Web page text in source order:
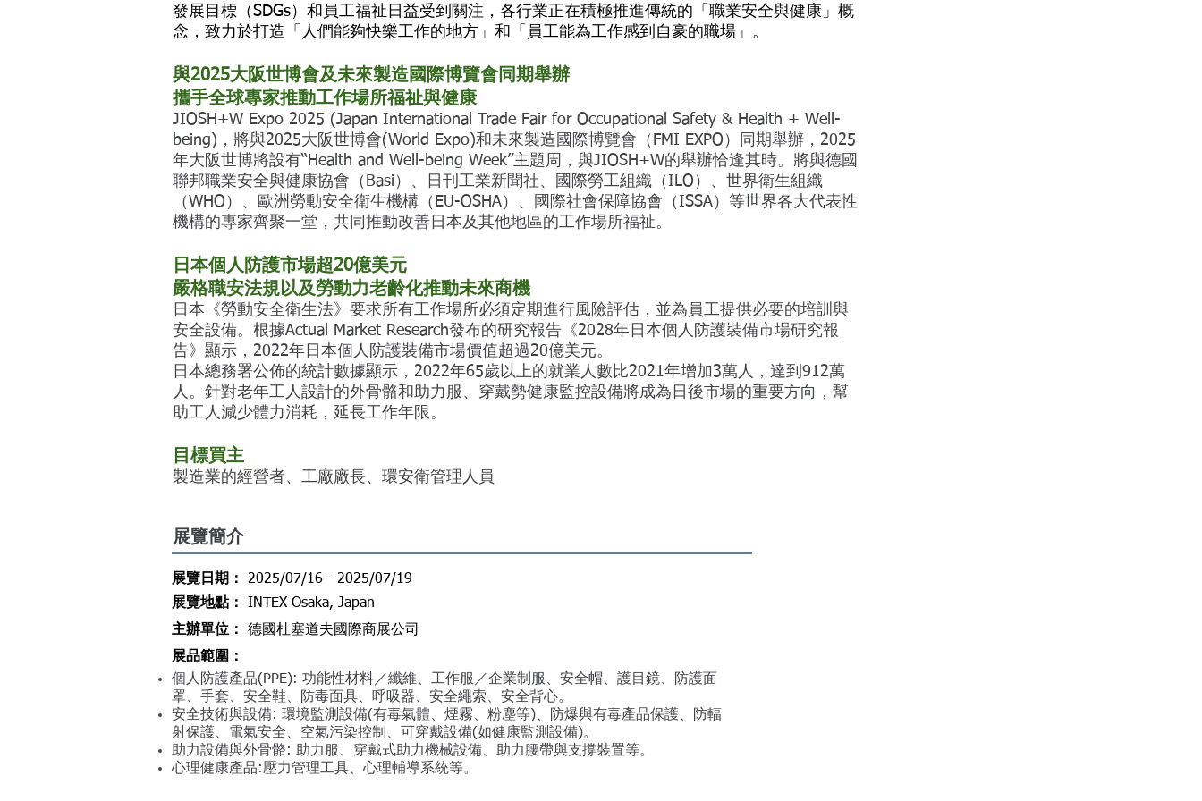
發展目標（SDGs）和員工福祉日益受到關注，各行業正在積極推進傳統的「職業安全與健康」概
念，致力於打造「人們能夠快樂工作的地方」和「員工能為工作感到自豪的職場」。
與2025大阪世博會及未來製造國際博覽會同期舉辦
攜手全球專家推動工作場所福祉與健康
JIOSH+W Expo 2025 (Japan International Trade Fair for Occupational Safety & Health + Well-
being)，將與2025大阪世博會(World Expo)和未來製造國際博覽會（FMI EXPO）同期舉辦，2025
年大阪世博將設有“Health and Well-being Week”主題周，與JIOSH+W的舉辦恰逢其時。將與德國
聯邦職業安全與健康協會（Basi）、日刊工業新聞社、國際勞工組織（ILO）、世界衛生組織
（WHO）、歐洲勞動安全衛生機構（EU-OSHA）、國際社會保障協會（ISSA）等世界各大代表性
機構的專家齊聚一堂，共同推動改善日本及其他地區的工作場所福祉。
日本個人防護市場超20億美元
嚴格職安法規以及勞動力老齡化推動未來商機
日本《勞動安全衛生法》要求所有工作場所必須定期進行風險評估，並為員工提供必要的培訓與
安全設備。根據Actual Market Research發布的研究報告《2028年日本個人防護裝備市場研究報
告》顯示，2022年日本個人防護裝備市場價值超過20億美元。
日本總務署公佈的統計數據顯示，2022年65歲以上的就業人數比2021年增加3萬人，達到912萬
人。針對老年工人設計的外骨骼和助力服、穿戴勢健康監控設備將成為日後市場的重要方向，幫
助工人減少體力消耗，延長工作年限。
目標買主
製造業的經營者、工廠廠長、環安衛管理人員
展覽簡介
​展覽日期：
2025/07/16 - 2025/07/19
​展覽地點：
INTEX Osaka, Japan
主辦單位 ：
德國杜塞道夫國際商展公司
展品範圍 ：
個人防護產品(PPE): 功能性材料／纖維、工作服／企業制服、安全帽、護目鏡、防護面
罩、手套、安全鞋、防毒面具、呼吸器、安全繩索、安全背心。
安全技術與設備: 環境監測設備(有毒氣體、煙霧、粉塵等)、防爆與有毒產品保護、防輻
射保護、電氣安全、空氣污染控制、可穿戴設備(如健康監測設備)。
助力設備與外骨骼: 助力服、穿戴式助力機械設備、助力腰帶與支撐裝置等。
心理健康產品:壓力管理工具、心理輔導系統等。